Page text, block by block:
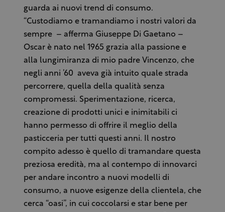
guarda ai nuovi trend di consumo.
“Custodiamo e tramandiamo i nostri valori da
sempre – afferma Giuseppe Di Gaetano –
Oscar è nato nel 1965 grazia alla passione e
alla lungimiranza di mio padre Vincenzo, che
negli anni ’60 aveva già intuito quale strada
percorrere, quella della qualità senza
compromessi. Sperimentazione, ricerca,
creazione di prodotti unici e inimitabili ci
hanno permesso di offrire il meglio della
pasticceria per tutti questi anni. Il nostro
compito adesso è quello di tramandare questa
preziosa eredità, ma al contempo di innovarci
per andare incontro a nuovi modelli di
consumo, a nuove esigenze della clientela, che
cerca “oasi”, in cui coccolarsi e star bene per